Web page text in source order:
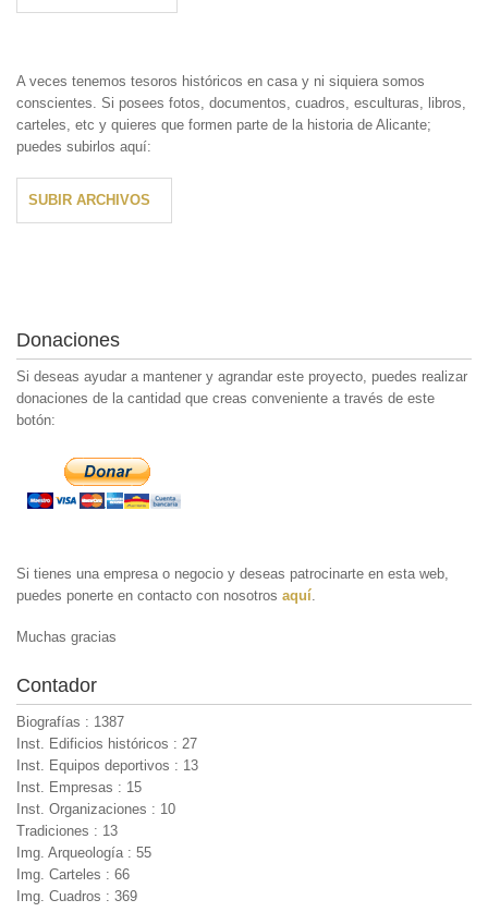
A veces tenemos tesoros históricos en casa y ni siquiera somos
conscientes. Si posees fotos, documentos, cuadros, esculturas, libros,
carteles, etc y quieres que formen parte de la historia de Alicante;
puedes subirlos aquí:
SUBIR ARCHIVOS
Donaciones
Si deseas ayudar a mantener y agrandar este proyecto, puedes realizar
donaciones de la cantidad que creas conveniente a través de este
botón:
Si tienes una empresa o negocio y deseas patrocinarte en esta web,
puedes ponerte en contacto con nosotros aquí
Muchas gracias
Contador
Biografías : 1387
Inst. Edificios históricos : 27
Inst. Equipos deportivos : 13
Inst. Empresas : 15
Inst. Organizaciones : 10
Tradiciones : 13
Img. Arqueología : 55
Img. Carteles : 66
Img. Cuadros : 369